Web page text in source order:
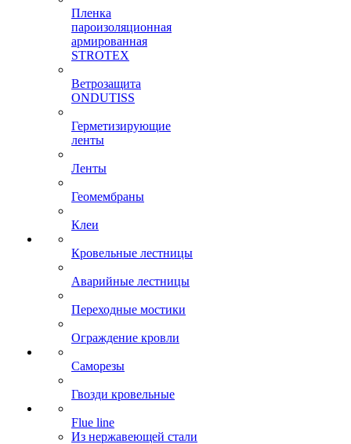
Пленка
пароизоляционная
армированная
STROTEX
Ветрозащита
ONDUTISS
Герметизирующие
ленты
Ленты
Геомембраны
Клеи
Кровельные лестницы
Аварийные лестницы
Переходные мостики
Ограждение кровли
Саморезы
Гвозди кровельные
Flue line
Из нержавеющей стали